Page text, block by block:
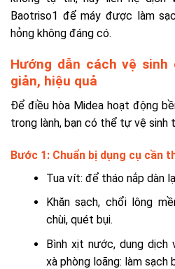
Baotriso1 để máy được làm
hỏng không đáng có.
Hướng dẫn cách vệ sinh
giản, hiệu quả
Để điều hòa Midea hoạt động
trong lành, bạn có thể tự vệ sinh
Bước 1: Chuẩn bị dụng cụ cần
Tua vít: để tháo nắp dàn
Khăn sạch, chổi lông
chùi, quét bụi.
Bình xịt nước, dung dịch
xà phòng loãng: làm sạch